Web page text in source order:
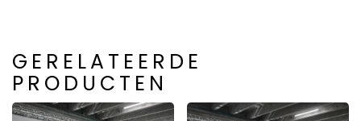
GERELATEERDE
PRODUCTEN